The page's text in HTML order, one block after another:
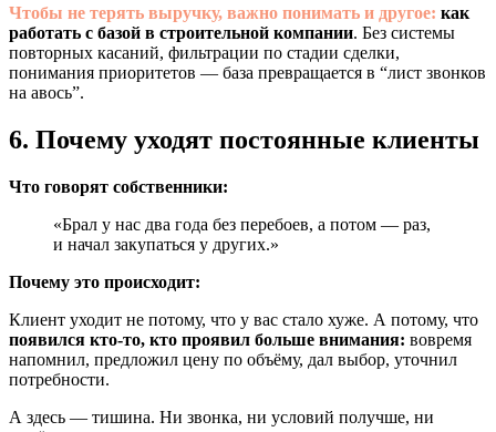
Чтобы не терять выручку, важно понимать и другое: как
работать с базой в строительной компании. Без системы
повторных касаний, фильтрации по стадии сделки,
понимания приоритетов — база превращается в “лист звонков
на авось”.
6. Почему уходят постоянные клиенты
Что говорят собственники:
«Брал у нас два года без перебоев, а потом — раз,
и начал закупаться у других.»
Почему это происходит:
Клиент уходит не потому, что у вас стало хуже. А потому, что
появился кто-то, кто проявил больше внимания: вовремя
напомнил, предложил цену по объёму, дал выбор, уточнил
потребности.
А здесь — тишина. Ни звонка, ни условий получше, ни